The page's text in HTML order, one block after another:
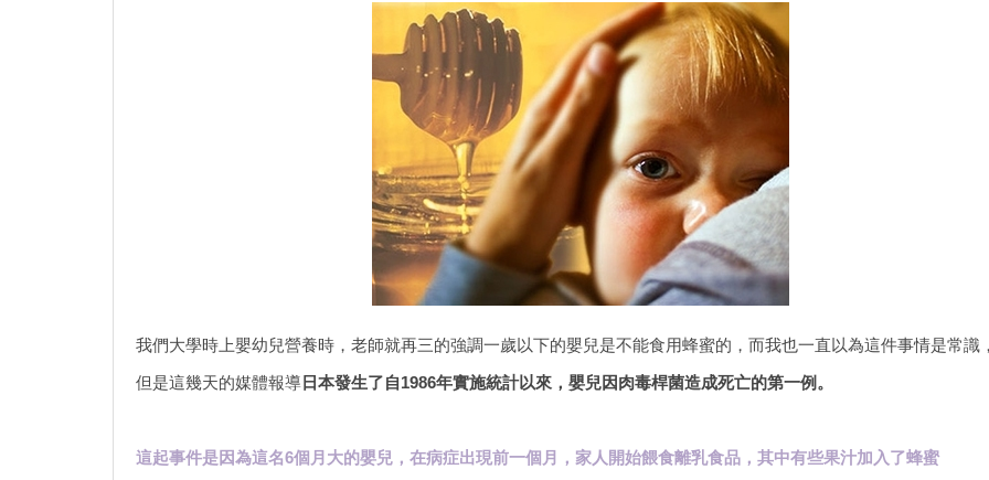
我們大學時上嬰幼兒營養時，老師就再三的強調一歲以下的嬰兒是不能食用蜂蜜的，而我也一直以為這件事情是常識
但是這幾天的媒體報導 日本發生了自1986年實施統計以來，嬰兒因肉毒桿菌造成死亡的第一例。
這起事件是因為這名6個月大的嬰兒，在病症出現前一個月，家人開始餵食離乳食品，其中有些果汁加入了蜂蜜